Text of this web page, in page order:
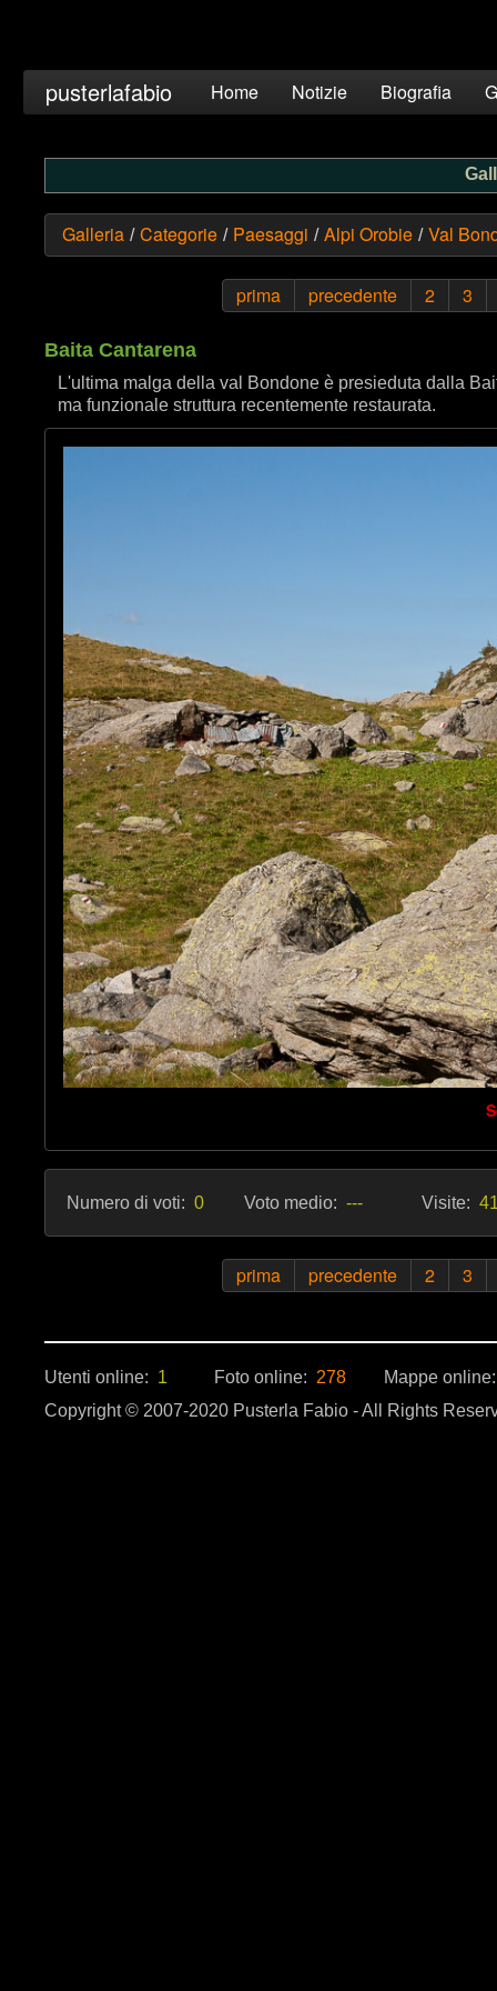
pusterlafabio Home Notizie Biografia
Galleria / Categorie / Paesaggi / Alpi Orobie / Val
prima precedente 2 3
Baita Cantarena
L'ultima malga della val Bondone è presieduta dalla
ma funzionale struttura recentemente restaurata.
Numero di voti: 0 Voto medio: --- Visite:
prima precedente 2 3
Utenti online: 1 Foto online: 278
Mappe
Copyright © 2007-2020 Pusterla Fabio - All Rights